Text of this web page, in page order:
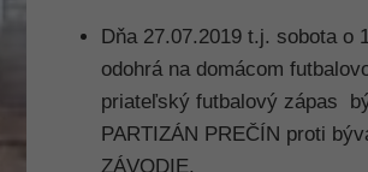
Dňa 27.07.2019 t.j. sobota o
odohrá na domácom
priateľský futbalový zápas
PARTIZÁN PREČÍN proti
ZÁVODIE.